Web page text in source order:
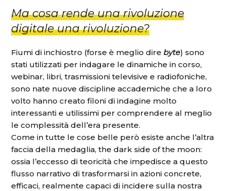
Ma cosa rende una rivoluzione
digitale una rivoluzione?
Fiumi di inchiostro (forse è meglio direbyte) sono
stati utilizzati per indagare le dinamiche in corso,
webinar, libri, trasmissioni televisive e radiofoniche,
sono nate nuove discipline accademiche che a loro
volto hanno creato filoni di indagine molto
interessanti e utilissimi per comprendere al meglio
le complessità dell’era presente.
Come in tutte le cose belle però esiste anche l’altra
faccia della medaglia,the dark side of the moon:
ossia l’eccesso di teoricità che impedisce a questo
flusso narrativo di trasformarsi in azioni concrete,
efficaci, realmente capaci di incidere sulla nostra